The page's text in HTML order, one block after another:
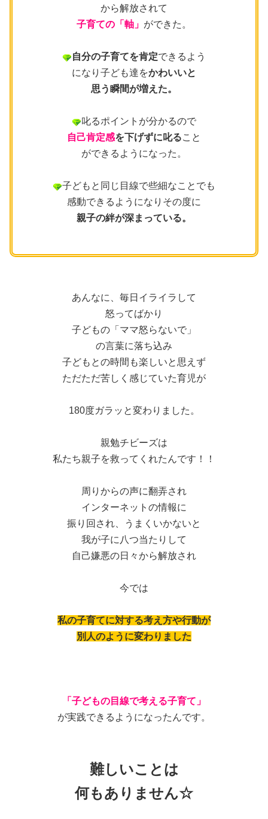
から解放されて
子育ての「軸」 ができた。
自分の子育てを肯定できるよう
になり子ども達をかわいいと
思う瞬間が増えた。
叱るポイントが分かるので
自己肯定感を下げずに叱ること
ができるようになった。
子どもと同じ目線で些細なことでも
感動できるようになりその度に
親子の絆が深まっている。
あんなに、毎日イライラして
怒ってばかり
子どもの「ママ怒らないで」
の言葉に落ち込み
子どもとの時間も楽しいと思えず
ただただ苦しく感じていた育児が
180度ガラッと変わりました。
親勉チビーズは
私たち親子を救ってくれたんです！！
周りからの声に翻弄され
インターネットの情報に
振り回され、うまくいかないと
我が子に八つ当たりして
自己嫌悪の日々から解放され
今では
私の子育てに対する考え方や行動が
別人のように変わりました
「子どもの目線で考える子育て」
が実践できるようになったんです。
難しいことは
何もありません☆